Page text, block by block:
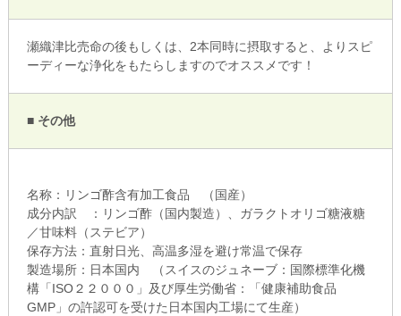
瀬織津比売命の後もしくは、2本同時に摂取すると、よりスピ
ーディーな浄化をもたらしますのでオススメです！
■ その他
名称：リンゴ酢含有加工食品 （国産）
成分内訳 ：リンゴ酢（国内製造）、ガラクトオリゴ糖液糖
／甘味料（ステビア）
保存方法：直射日光、高温多湿を避け常温で保存
製造場所：日本国内 （スイスのジュネーブ：国際標準化機
構「ISO２２０００」及び厚生労働省：「健康補助食品
GMP」の許認可を受けた日本国内工場にて生産）